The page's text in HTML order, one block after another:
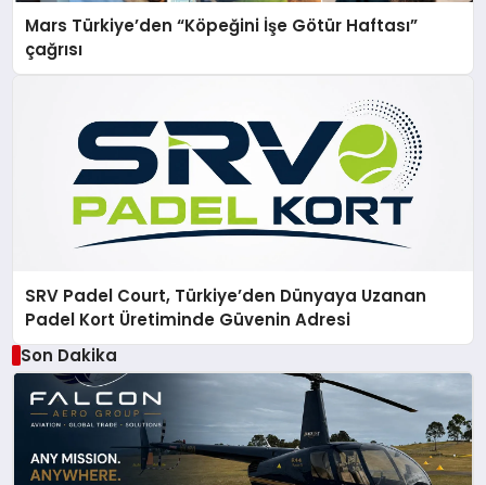
Mars Türkiye’den “Köpeğini İşe Götür Haftası”
çağrısı
SRV Padel Court, Türkiye’den Dünyaya Uzanan
Padel Kort Üretiminde Güvenin Adresi
Son Dakika